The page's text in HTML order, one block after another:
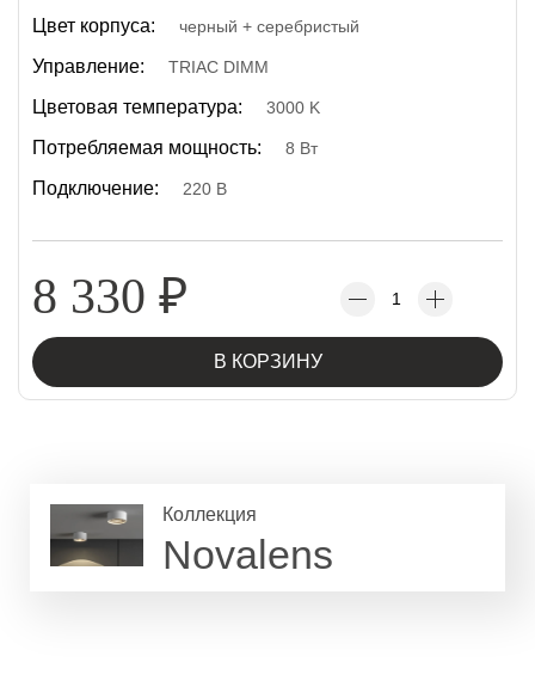
Цвет корпуса: черный + серебристый
Управление: TRIAC DIMM
Цветовая температура: 3000 K
Потребляемая мощность: 8 Вт
Подключение: 220 В
8 330 ₽
В КОРЗИНУ
Коллекция
Novalens